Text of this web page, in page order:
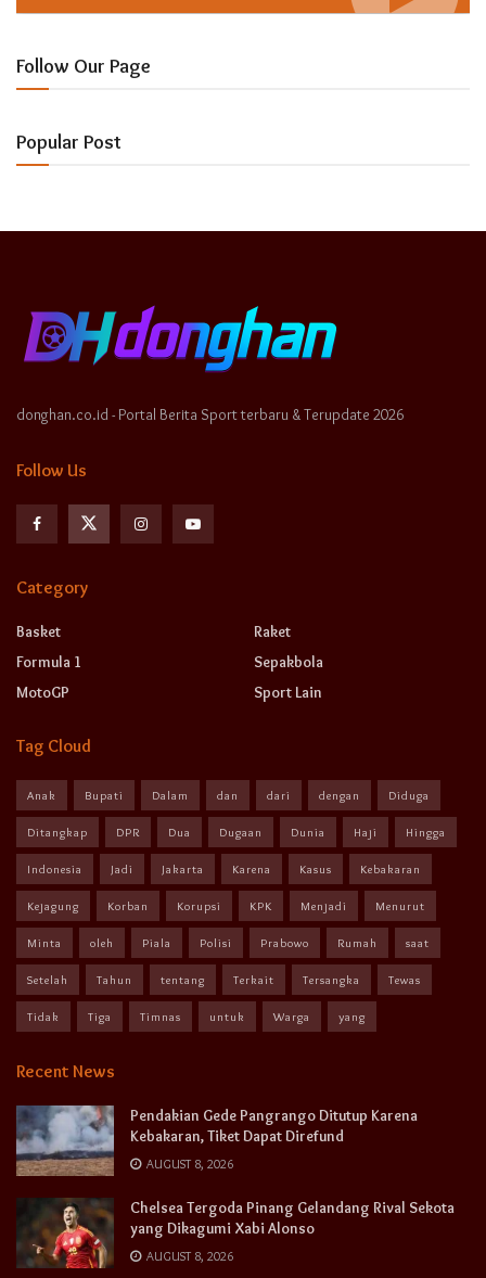
Follow Our Page
Popular Post
donghan.co.id - Portal Berita Sport terbaru & Terupdate 2026
Follow Us
Category
Basket
Formula 1
MotoGP
Raket
Sepakbola
Sport Lain
Tag Cloud
Anak Bupati Dalam dan dari dengan Diduga
Ditangkap DPR Dua Dugaan Dunia Haji Hingga
Indonesia Jadi Jakarta Karena Kasus Kebakaran
Kejagung Korban Korupsi KPK Menjadi Menurut
Minta oleh Piala Polisi Prabowo Rumah saat
Setelah Tahun tentang Terkait Tersangka Tewas
Tidak Tiga Timnas untuk Warga yang
Recent News
Pendakian Gede Pangrango Ditutup Karena
Kebakaran, Tiket Dapat Direfund
AUGUST 8, 2026
Chelsea Tergoda Pinang Gelandang Rival Sekota
yang Dikagumi Xabi Alonso
AUGUST 8, 2026